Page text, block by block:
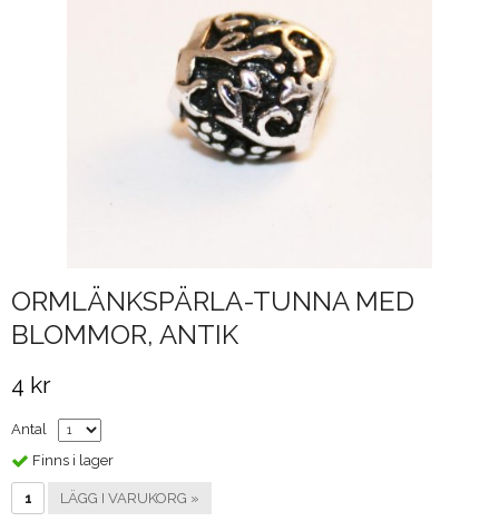
ORMLÄNKSPÄRLA-TUNNA MED
BLOMMOR, ANTIK
4 kr
Antal
Finns i lager
LÄGG I VARUKORG »